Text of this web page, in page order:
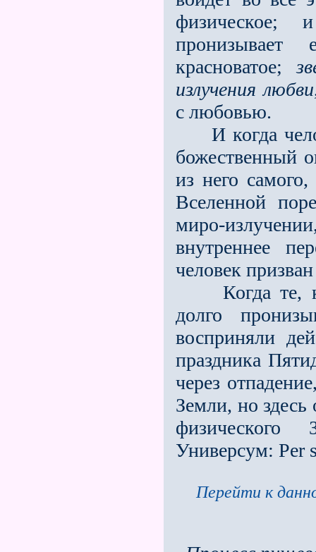
физическое;
красноватое;
излучения любви
с любовью.
И когда
божественный
из него
Вселенной
миро-
внутреннее
человек
Когда те,
долго
восприняли
праздника
через
Земли, но
физического
Универсум: Per
Перейти к